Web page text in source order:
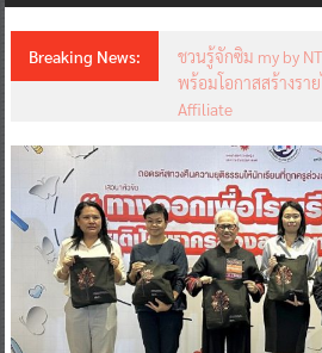
Breaking News:
ชวนรู้จักซิม my by
พร้อมโอกาสสร้างรา
Affiliate